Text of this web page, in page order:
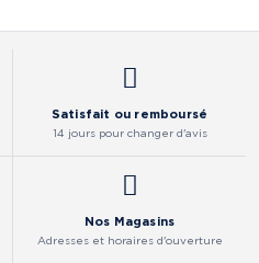
Satisfait ou remboursé
14 jours pour changer d'avis
Nos Magasins
Adresses et horaires d'ouverture